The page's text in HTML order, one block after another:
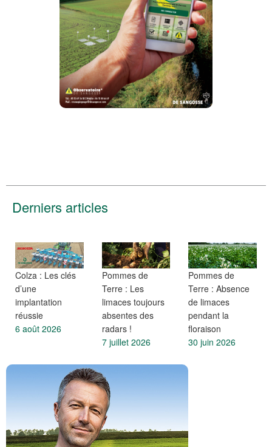
Derniers articles
Colza : Les clés
d’une
implantation
réussie
6 août 2026
Pommes de
Terre : Les
limaces toujours
absentes des
radars !
7 juillet 2026
Pommes de
Terre : Absence
de limaces
pendant la
floraison
30 juin 2026